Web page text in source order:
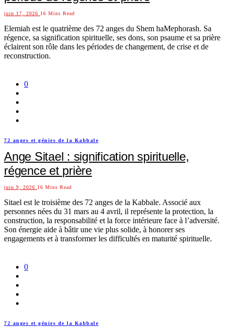
juin 17, 2026 16 Mins Read
Elemiah est le quatrième des 72 anges du Shem haMephorash. Sa
régence, sa signification spirituelle, ses dons, son psaume et sa prière
éclairent son rôle dans les périodes de changement, de crise et de
reconstruction.
0
72 anges et génies de la Kabbale
Ange Sitael : signification spirituelle,
régence et prière
juin 9, 2026 16 Mins Read
Sitael est le troisième des 72 anges de la Kabbale. Associé aux
personnes nées du 31 mars au 4 avril, il représente la protection, la
construction, la responsabilité et la force intérieure face à l’adversité.
Son énergie aide à bâtir une vie plus solide, à honorer ses
engagements et à transformer les difficultés en maturité spirituelle.
0
72 anges et génies de la Kabbale